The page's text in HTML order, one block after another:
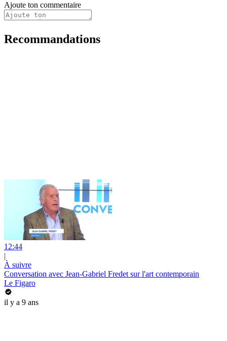
Ajoute ton commentaire
Recommandations
12:44
|
À suivre
Conversation avec Jean-Gabriel Fredet sur l'art contemporain
Le Figaro
il y a 9 ans